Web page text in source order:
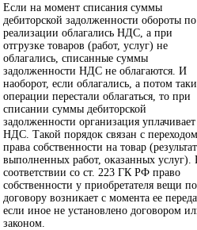
Если на момент списания суммы
дебиторской задолженности обороты по
реализации облагались НДС, а при
отгрузке товаров (работ, услуг) не
облагались, списанные суммы
задолженности НДС не облагаются. И
наоборот, если облагались, а потом
операции перестали облагаться, то при
списании суммы дебиторской
задолженности организация уплачивает
НДС. Такой порядок связан с переходом
права собственности на товар
выполненных работ, оказанных услуг).
соответствии со ст. 223 ГК РФ право
собственности у приобретателя вещи по
договору возникает с момента ее
если иное не установлено договором
законом.